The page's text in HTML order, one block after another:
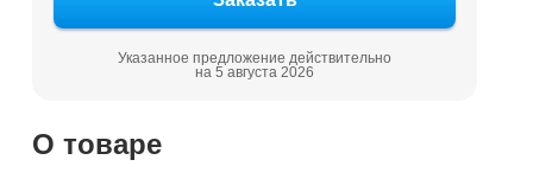
Указанное предложение действительно
на 5 августа 2026
О товаре